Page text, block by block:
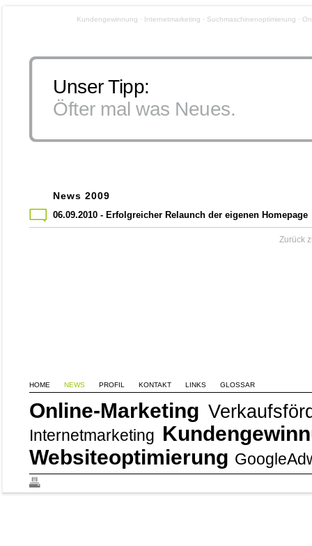
Kundengewinnung · Internetmarketing · Suchmaschinenoptimierung ·
Unser Tipp:
Öfter mal was Neues.
News 2009
06.09.2010 - Erfolgreicher Relaunch der eigenen Homepage
Zurück
HOME NEWS PROFIL KONTAKT LINKS GLOSSAR
Online-Marketing
Internetmarketing
Websiteoptimierung